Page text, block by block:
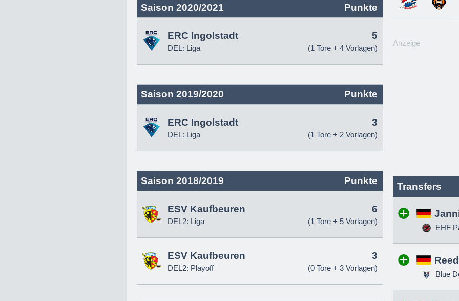
Saison 2020/2021 Punkte
ERC Ingolstadt
DEL: Liga
5
(1 Tore + 4 Vorlagen)
Saison 2019/2020 Punkte
ERC Ingolstadt
DEL: Liga
3
(1 Tore + 2 Vorlagen)
Saison 2018/2019 Punkte
ESV Kaufbeuren
DEL2: Liga
6
(1 Tore + 5 Vorlagen)
ESV Kaufbeuren
DEL2: Playoff
3
(0 Tore + 3 Vorlagen)
Anzeige
Transfers
EHF
Blue